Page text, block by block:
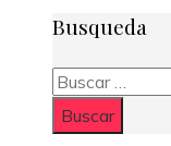
Busqueda
Buscar: